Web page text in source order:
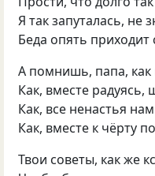
Я так запуталась, не
Беда опять приходит
А помнишь, папа, как
Как, вместе радуясь,
Как, все ненастья
Как, вместе к чёрту
Твои советы, как же